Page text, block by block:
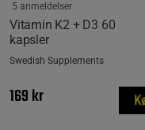
Vitamin K2 + D3 60
kapsler
5 anmeldelser
Swedish Supplements
169 kr